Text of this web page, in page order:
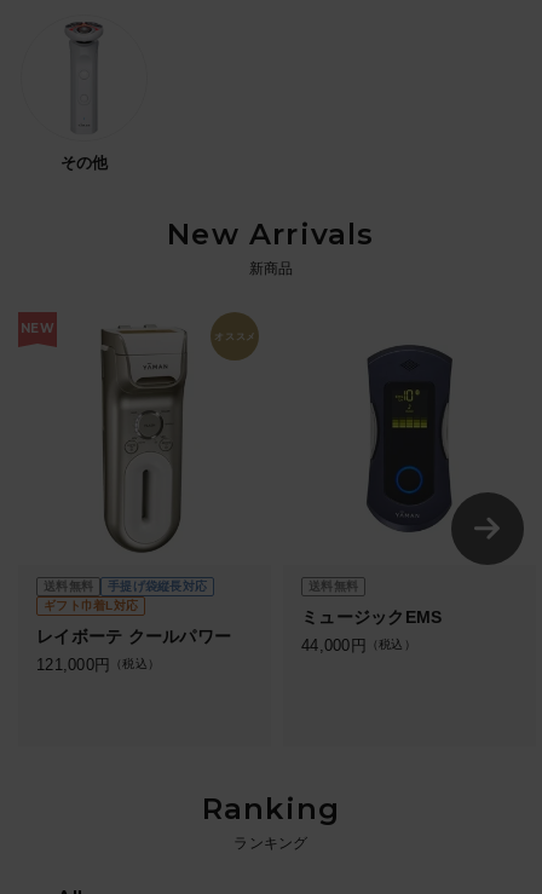
その他
New Arrivals
新商品
NEW オススメ
送料無料
手提げ袋縦長対応
ギフト巾着L対応
レイボーテ クールパワー
121,000円 （税込）
送料無料
ミュージックEMS
44,000円 （税込）
Ranking
ランキング